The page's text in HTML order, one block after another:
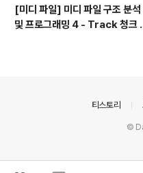
[미디 파일] 미디 파일 구조 분석
및 프로그래밍 4 - Track 청크
티스토리
©